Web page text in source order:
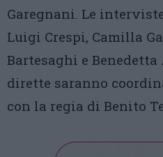
Garegnani. Le
Luigi Crespi, Camilla
Bartesaghi e
dirette saranno
con la regia di Benito